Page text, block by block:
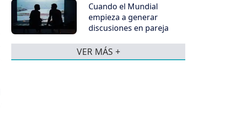
Cuando el Mundial
empieza a generar
discusiones en pareja
VER MÁS +